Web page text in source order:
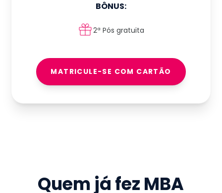
BÔNUS:
2ª Pós gratuita
MATRICULE-SE COM CARTÃO
Quem já fez MBA